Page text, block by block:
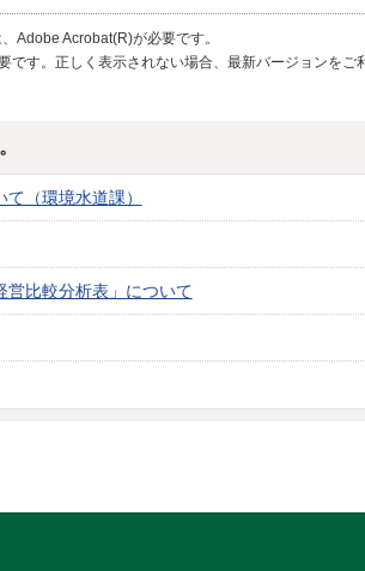
Adobe Acrobat(R)が必要です。
す。正しく表示されない場合、最新バージョンをご
（環境水道課）
営比較分析表」について